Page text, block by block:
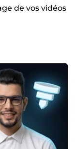
de vos vidéos